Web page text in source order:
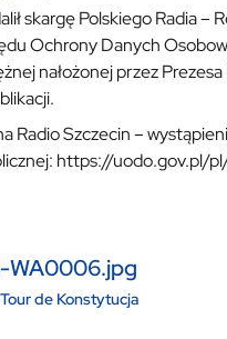
skargę Polskiego Radia –
Ochrony Danych
nałożonej przez
Radio Szczecin –
https://uodo.gov.pl/
WA0006.jpg
de Konstytucja